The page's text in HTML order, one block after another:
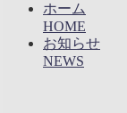
ホーム
HOME
お知らせ
NEWS